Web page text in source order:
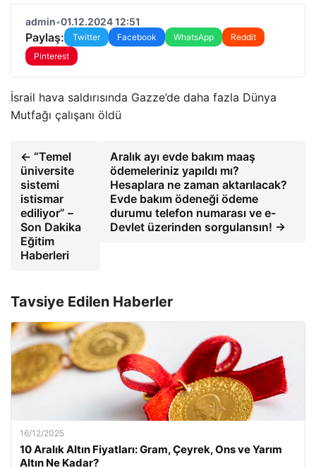
admin•01.12.2024 12:51
Paylaş: Twitter Facebook WhatsApp
Reddit
Pinterest
İsrail hava saldırısında Gazze’de daha fazla Dünya
Mutfağı çalışanı öldü
← “Temel
üniversite
sistemi
istismar
ediliyor” –
Son Dakika
Eğitim
Haberleri
Aralık ayı evde bakım maaş
ödemeleriniz yapıldı mı?
Hesaplara ne zaman aktarılacak?
Evde bakım ödeneği ödeme
durumu telefon numarası ve e-
Devlet üzerinden sorgulansın! →
Tavsiye Edilen Haberler
16/12/2025
10 Aralık Altın Fiyatları: Gram, Çeyrek, Ons ve Yarım
Altın Ne Kadar?